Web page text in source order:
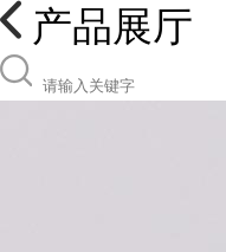
产品展厅